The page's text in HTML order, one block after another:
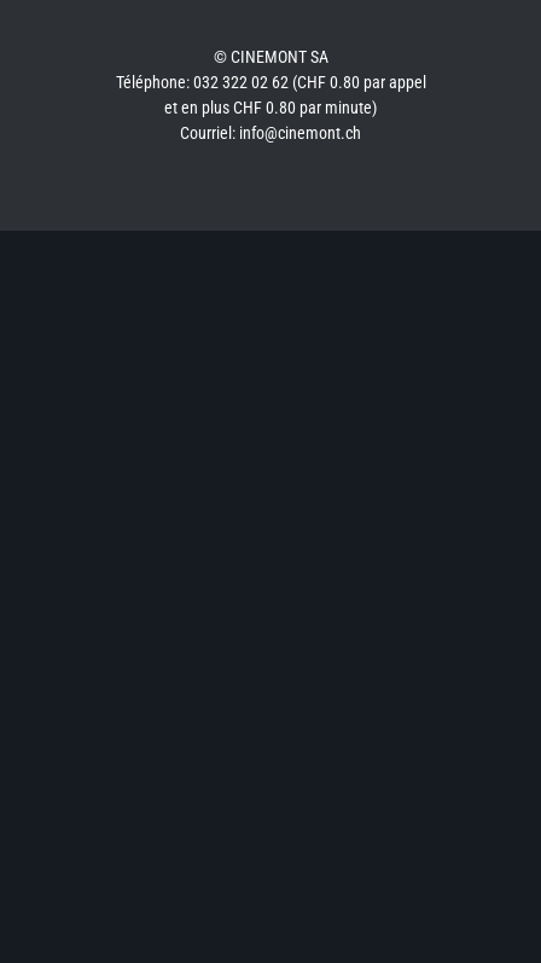
© CINEMONT SA
Téléphone: 032 322 02 62 (CHF 0.80 par appel
et en plus CHF 0.80 par minute)
Courriel: info@cinemont.ch